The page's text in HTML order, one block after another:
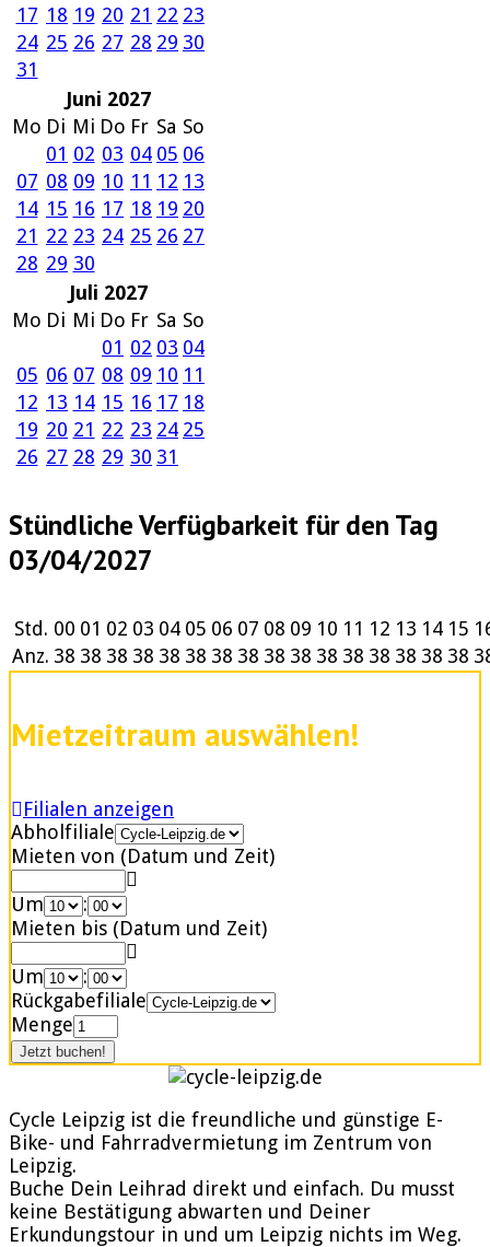
17 18 19 20 21 22 23
24 25 26 27 28 29 30
31
Juni 2027
Mo Di Mi Do Fr Sa So
01 02 03 04 05 06
07 08 09 10 11 12 13
14 15 16 17 18 19 20
21 22 23 24 25 26 27
28 29 30
Juli 2027
Mo Di Mi Do Fr Sa So
01 02 03 04
05 06 07 08 09 10 11
12 13 14 15 16 17 18
19 20 21 22 23 24 25
26 27 28 29 30 31
Stündliche Verfügbarkeit für den Tag
03/04/2027
Std. 00 01 02 03 04 05 06 07 08 09 10 11 12 13 14 15
Anz. 38 38 38 38 38 38 38 38 38 38 38 38 38 38 38 38
Mietzeitraum auswählen!
Filialen anzeigen
Abholfiliale
Mieten von (Datum und Zeit)
Um
:
Mieten bis (Datum und Zeit)
Um
:
Rückgabefiliale
Menge
Cycle Leipzig ist die freundliche und günstige E-
Bike- und Fahrradvermietung im Zentrum von
Leipzig.
Buche Dein Leihrad direkt und einfach. Du musst
keine Bestätigung abwarten und Deiner
Erkundungstour in und um Leipzig nichts im Weg.